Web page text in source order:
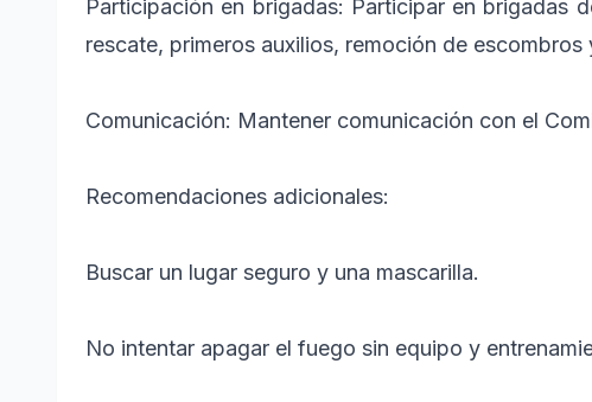
Participación en brigadas: Participar en brigadas
rescate, primeros auxilios, remoción de
Comunicación: Mantener comunicación con el
Recomendaciones adicionales:
Buscar un lugar seguro y una mascarilla.
No intentar apagar el fuego sin equipo y